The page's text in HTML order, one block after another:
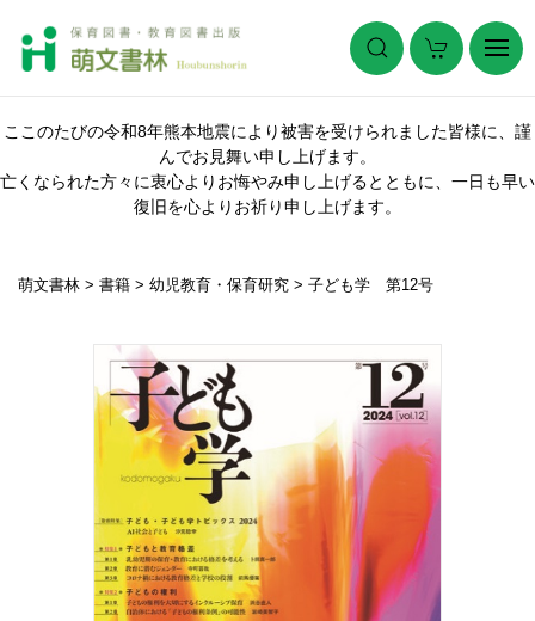
ここのたびの令和8年熊本地震により被害を受けられました皆様に、謹
んでお見舞い申し上げます。
亡くなられた方々に衷心よりお悔やみ申し上げるとともに、一日も早い
復旧を心よりお祈り申し上げます。
萌文書林 > 書籍 > 幼児教育・保育研究 > 子ども学 第12号